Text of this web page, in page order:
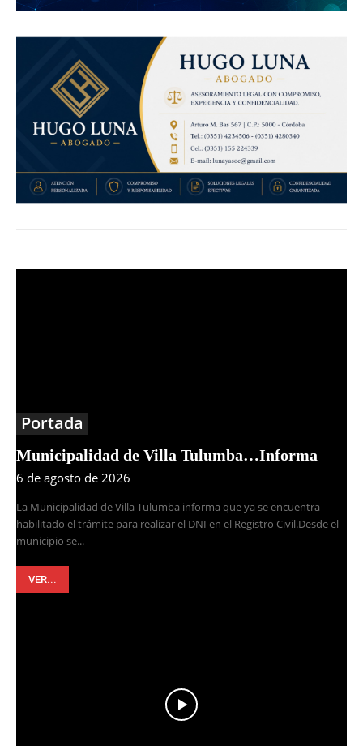
Portada
Municipalidad de Villa Tulumba…Informa
6 de agosto de 2026
La Municipalidad de Villa Tulumba informa que ya se encuentra
habilitado el trámite para realizar el DNI en el Registro Civil.Desde el
municipio se...
VER...